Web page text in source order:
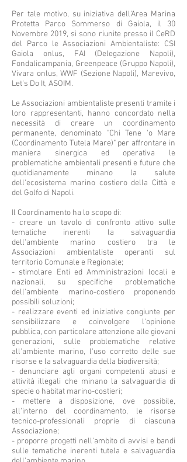
Per tale motivo, su iniziativa dell'Area Marina
Protetta Parco Sommerso di Gaiola, il 30
Novembre 2019, si sono riunite presso il CeRD
del Parco le Associazioni Ambientaliste: CSI
Gaiola onlus, FAI (Delegazione Napoli),
Fondalicampania, Greenpeace (Gruppo Napoli),
Vivara onlus, WWF (Sezione Napoli), Marevivo,
Let's Do It, ASOIM.
Le Associazioni ambientaliste presenti tramite i
loro rappresentanti, hanno concordato nella
necessità di creare un coordinamento
permanente, denominato "Chi Tene 'o Mare
(Coordinamento Tutela Mare)" per affrontare in
maniera sinergica ed operativa le
problematiche ambientali presenti e future che
quotidianamente minano la salute
dell'ecosistema marino costiero della Città e
del Golfo di Napoli.
Il Coordinamento ha lo scopo di:
- creare un tavolo di confronto attivo sulle
tematiche inerenti la salvaguardia
dell'ambiente marino costiero tra le
Associazioni ambientaliste operanti sul
territorio Comunale e Regionale;
- stimolare Enti ed Amministrazioni locali e
nazionali, su specifiche problematiche
dell'ambiente marino-costiero proponendo
possibili soluzioni;
- realizzare eventi ed iniziative congiunte per
sensibilizzare e coinvolgere l'opinione
pubblica, con particolare attenzione alle giovani
generazioni, sulle problematiche relative
all'ambiente marino, l'uso corretto delle sue
risorse e la salvaguardia della biodiversità;
- denunciare agli organi competenti abusi e
attività illegali che minano la salvaguardia di
specie o habitat marino-costieri;
- mettere a disposizione, ove possibile,
all'interno del coordinamento, le risorse
tecnico-professionali proprie di ciascuna
Associazione;
- proporre progetti nell'ambito di avvisi e bandi
sulle tematiche inerenti tutela e salvaguardia